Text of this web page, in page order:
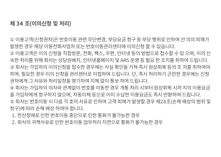
제 34 조(이의신청 및 처리)
① 이용고객(신청권자)은 번호이동 관련 무단변경, 부당요금 청구 등 부당 행위로 인하여 선 의의 피해가
발생한 경우 해당 이동전화사업자 또는 번호이동관리센터에 이의신청 할 수 있습니다.
② 이용고객은 이의 신청을 직접방문, 전화, 팩스, 우편, 인터넷 등의 방법으로 접수할 수 있 으며, 이의 신
속한 처리를 위해 회사는 상담원배치, 인터넷홈페이지 및 ARS 운영 등 필요 한 조치를 취하여 드립니다.
③ 회사는 가입자의 이의신청을 접수한 경우에는 사실 확인을 거쳐 즉시 원상회복 등의 조 치를 취하여야
하며, 필요한 경우 이의 신청을 관리센터로 이첩하여 드립니다. 단, 즉시 처리하기 곤란한 경우에는 신청
권자에게 그 사유와 처리일정을 명기하여 지체 없이 통보 하여 드립니다.
④ 회사는 가입자의 의사와 관계없이 번호를 이동한 경우 개통 처리 시부터 원상회복 시까 지의 이용요금
을 가입자에게 청구하지 않으며, 자동이체 등으로 이미 수납한 이용요금도 즉시 반환하여 드립니다.
⑤ 회사는 번호이동 시 다음 각 호의 사유로 인하여 고객 피해가 발생할 경우 제28조(손해 배상의 범위 및
청구)에 따라 손해 배상 하여야 합니다.
  2. 회사의 귀책사유로 인한 번호이동 업무처리 지연으로 통화가 불가능한 경우